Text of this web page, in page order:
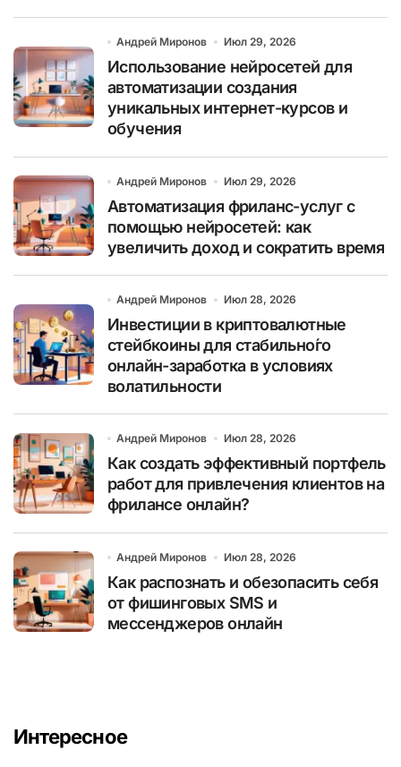
Андрей Миронов Июл 29, 2026
Использование нейросетей для
автоматизации создания
уникальных интернет-курсов и
обучения
Андрей Миронов Июл 29, 2026
Автоматизация фриланс-услуг с
помощью нейросетей: как
увеличить доход и сократить время
Андрей Миронов Июл 28, 2026
Инвестиции в криптовалютные
стейбкоины для стабильно́го
онлайн-заработка в условиях
волатильности
Андрей Миронов Июл 28, 2026
Как создать эффективный портфель
работ для привлечения клиентов на
фрилансе онлайн?
Андрей Миронов Июл 28, 2026
Как распознать и обезопасить себя
от фишинговых SMS и
мессенджеров онлайн
Интересное